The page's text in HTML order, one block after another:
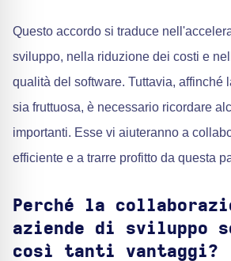
Questo accordo si traduce
sviluppo, nella riduzione dei costi e
qualità del software. Tuttavia, affinché
sia fruttuosa, è necessario ricordare
importanti. Esse vi aiuteranno a
efficiente e a trarre profitto da questa
Perché la
aziende di sviluppo
così tanti vantaggi?